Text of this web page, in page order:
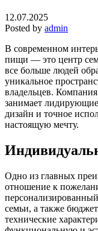
12.07.2025
Posted by admin
В современном
пищи — это центр
все больше людей
уникальное
владельцев.
занимает
дизайн и точное
настоящую мечту.
Одно из главных
отношение к
семьи, а также
технические